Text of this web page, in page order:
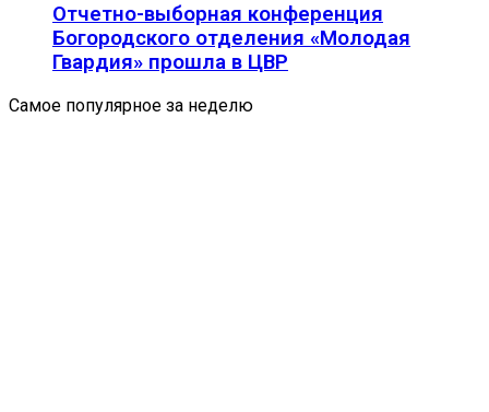
Отчетно-выборная конференция
Богородского отделения «Молодая
Гвардия» прошла в ЦВР
Самое популярное за неделю